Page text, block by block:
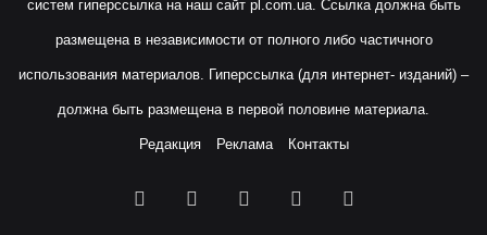
систем гиперссылка на наш сайт pl.com.ua. Ссылка должна быть
размещена в независимости от полного либо частичного
использования материалов. Гиперссылка (для интернет- изданий) –
должна быть размещена в первой половине материала.
Редакция Реклама Контакты
Facebook YouTubeInstagram